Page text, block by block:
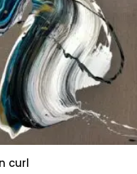
de l'expressionnisme
semblent souvent
l'essence tout en y
largement reconnu
contemporaine, car
ses rangs. Ses
admirent la puissance
dans des
curl